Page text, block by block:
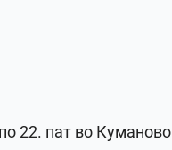
22. пат во Куманово